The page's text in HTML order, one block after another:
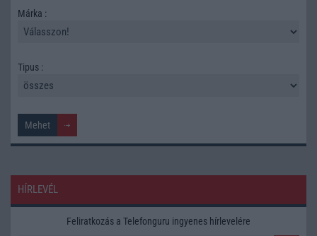
Márka :
Tipus :
HÍRLEVÉL
Feliratkozás a Telefonguru ingyenes hírlevelére